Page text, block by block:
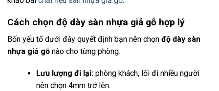
Cách chọn độ dày sàn nhựa giả gỗ hợp lý
Bốn yếu tố dưới đây quyết định bạn nên chọn độ dày sàn
nhựa giả gỗ nào cho từng phòng.
Lưu lượng đi lại:phòng khách, lối đi nhiều người
nên chọn 4mm trở lên.